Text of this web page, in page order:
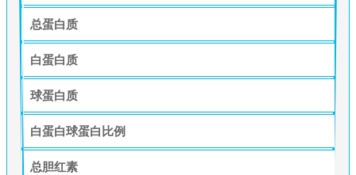
总蛋白质
白蛋白质
球蛋白质
白蛋白球蛋白比例
总胆红素